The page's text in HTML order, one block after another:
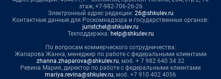
этаж, +7-982-706-26-26
Электронный адрес редакции: 26@shkulev.ru
Контактные данные для Роскомнадзора и государственных органов:
juristchel@shkulev.ru
Техподдержка: help@shkulev.ru
По вопросам коммерческого сотрудничества:
Жапарова Жанна, менеджер по работе с федеральными клиентами
zhanna.zhaparova@shkulev.ru, моб. + 7 982 640 34 32
Ревина Мария, директор по работе с федеральными клиентами
mariya.revina@shkulev.ru, моб. +7 910 402 4056